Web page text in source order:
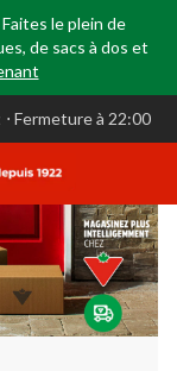
le plein de
de sacs à dos et
⋅ Fermeture à 22:00